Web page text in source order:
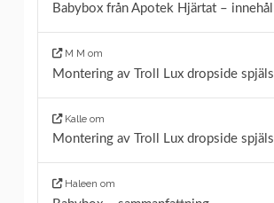
Babybox från Apotek Hjärtat – innehåll
M M om
Montering av Troll Lux dropside
Kalle om
Montering av Troll Lux dropside
Haleen om